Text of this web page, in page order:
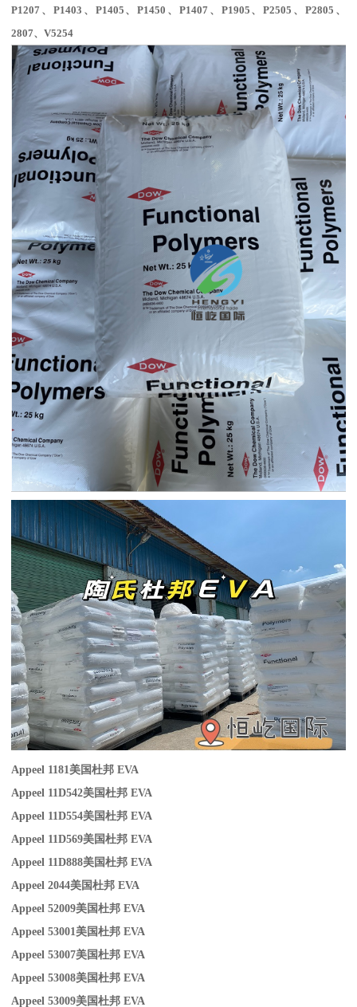
P1207 、 P1403 、 P1405 、P1450 、 P1407 、 P1905 、P2505 、 P2805 、
2807、V5254
Appeel 1181美国杜邦 EVA
Appeel 11D542美国杜邦 EVA
Appeel 11D554美国杜邦 EVA
Appeel 11D569美国杜邦 EVA
Appeel 11D888美国杜邦 EVA
Appeel 2044美国杜邦 EVA
Appeel 52009美国杜邦 EVA
Appeel 53001美国杜邦 EVA
Appeel 53007美国杜邦 EVA
Appeel 53008美国杜邦 EVA
Appeel 53009美国杜邦 EVA